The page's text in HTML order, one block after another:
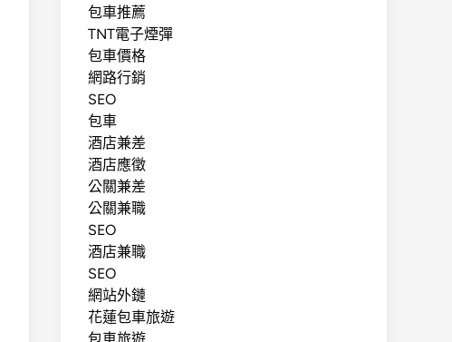
包車推薦
TNT電子煙彈
包車價格
網路行銷
SEO
包車
酒店兼差
酒店應徵
公關兼差
公關兼職
SEO
酒店兼職
SEO
網站外鏈
花蓮包車旅遊
包車旅遊